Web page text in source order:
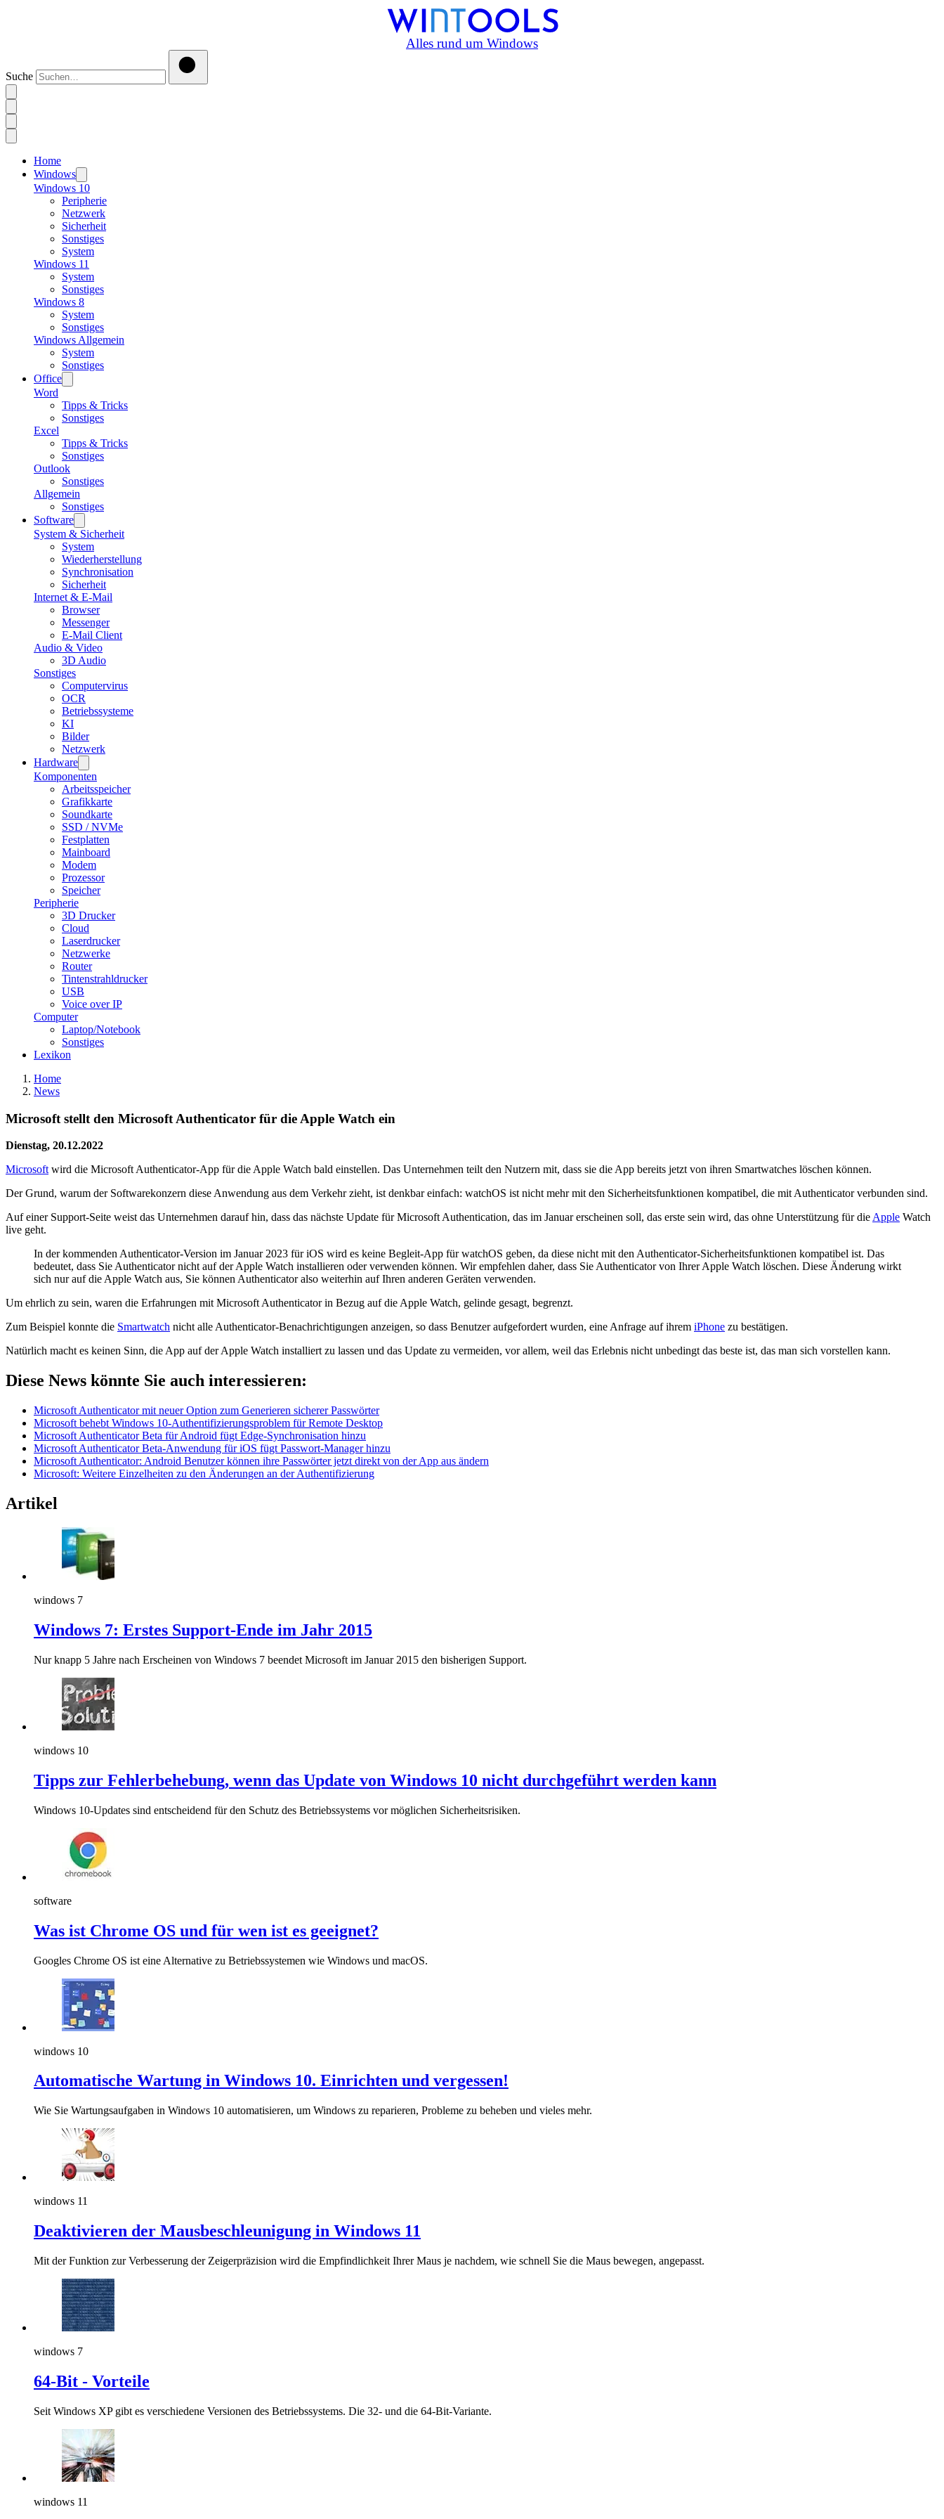
Alles rund um Windows
Suche
Home
Windows
Windows 10
Peripherie
Netzwerk
Sicherheit
Sonstiges
System
Windows 11
System
Sonstiges
Windows 8
System
Sonstiges
Windows Allgemein
System
Sonstiges
Office
Word
Tipps & Tricks
Sonstiges
Excel
Tipps & Tricks
Sonstiges
Outlook
Sonstiges
Allgemein
Sonstiges
Software
System & Sicherheit
System
Wiederherstellung
Synchronisation
Sicherheit
Internet & E-Mail
Browser
Messenger
E-Mail Client
Audio & Video
3D Audio
Sonstiges
Computervirus
OCR
Betriebssysteme
KI
Bilder
Netzwerk
Hardware
Komponenten
Arbeitsspeicher
Grafikkarte
Soundkarte
SSD / NVMe
Festplatten
Mainboard
Modem
Prozessor
Speicher
Peripherie
3D Drucker
Cloud
Laserdrucker
Netzwerke
Router
Tintenstrahldrucker
USB
Voice over IP
Computer
Laptop/Notebook
Sonstiges
Lexikon
Home
News
Microsoft stellt den Microsoft Authenticator für die Apple Watch ein
Dienstag, 20.12.2022
Microsoftwird die Microsoft Authenticator-App für die Apple Watch bald einstellen. Das Unternehmen teilt den Nutzern mit, dass sie die App bereits jetzt von ihren Smartwatches löschen können.
Der Grund, warum der Softwarekonzern diese Anwendung aus dem Verkehr zieht, ist denkbar einfach: watchOS ist nicht mehr mit den Sicherheitsfunktionen kompatibel, die mit Authenticator verbunden sind.
Auf einer Support-Seite weist das Unternehmen darauf hin, dass das nächste Update für Microsoft Authentication, das im Januar erscheinen soll, das erste sein wird, das ohne Unterstützung für dieApple Watch
live geht.
In der kommenden Authenticator-Version im Januar 2023 für iOS wird es keine Begleit-App für watchOS geben, da diese nicht mit den Authenticator-Sicherheitsfunktionen kompatibel ist. Das
bedeutet, dass Sie Authenticator nicht auf der Apple Watch installieren oder verwenden können. Wir empfehlen daher, dass Sie Authenticator von Ihrer Apple Watch löschen. Diese Änderung wirkt
sich nur auf die Apple Watch aus, Sie können Authenticator also weiterhin auf Ihren anderen Geräten verwenden.
Um ehrlich zu sein, waren die Erfahrungen mit Microsoft Authenticator in Bezug auf die Apple Watch, gelinde gesagt, begrenzt.
Zum Beispiel konnte die Smartwatch nicht alle Authenticator-Benachrichtigungen anzeigen, so dass Benutzer aufgefordert wurden, eine Anfrage auf ihrem iPhone zu bestätigen.
Natürlich macht es keinen Sinn, die App auf der Apple Watch installiert zu lassen und das Update zu vermeiden, vor allem, weil das Erlebnis nicht unbedingt das beste ist, das man sich vorstellen kann.
Diese News könnte Sie auch interessieren:
Microsoft Authenticator mit neuer Option zum Generieren sicherer Passwörter
Microsoft behebt Windows 10-Authentifizierungsproblem für Remote Desktop
Microsoft Authenticator Beta für Android fügt Edge-Synchronisation hinzu
Microsoft Authenticator Beta-Anwendung für iOS fügt Passwort-Manager hinzu
Microsoft Authenticator: Android Benutzer können ihre Passwörter jetzt direkt von der App aus ändern
Microsoft: Weitere Einzelheiten zu den Änderungen an der Authentifizierung
Artikel
windows 7
Windows 7: Erstes Support-Ende im Jahr 2015
Nur knapp 5 Jahre nach Erscheinen von Windows 7 beendet Microsoft im Januar 2015 den bisherigen Support.
windows 10
Tipps zur Fehlerbehebung, wenn das Update von Windows 10 nicht durchgeführt werden kann
Windows 10-Updates sind entscheidend für den Schutz des Betriebssystems vor möglichen Sicherheitsrisiken.
software
Was ist Chrome OS und für wen ist es geeignet?
Googles Chrome OS ist eine Alternative zu Betriebssystemen wie Windows und macOS.
windows 10
Automatische Wartung in Windows 10. Einrichten und vergessen!
Wie Sie Wartungsaufgaben in Windows 10 automatisieren, um Windows zu reparieren, Probleme zu beheben und vieles mehr.
windows 11
Deaktivieren der Mausbeschleunigung in Windows 11
Mit der Funktion zur Verbesserung der Zeigerpräzision wird die Empfindlichkeit Ihrer Maus je nachdem, wie schnell Sie die Maus bewegen, angepasst.
windows 7
64-Bit - Vorteile
Seit Windows XP gibt es verschiedene Versionen des Betriebssystems. Die 32- und die 64-Bit-Variante.
windows 11